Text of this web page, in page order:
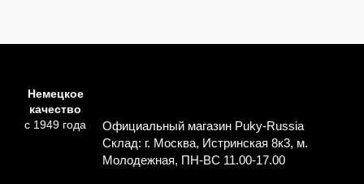
Немецкое
качество
с 1949 года
Официальный магазин Puky-Russia
Склад: г. Москва, Истринская 8к3, м.
Молодежная, ПН-ВС 11.00-17.00